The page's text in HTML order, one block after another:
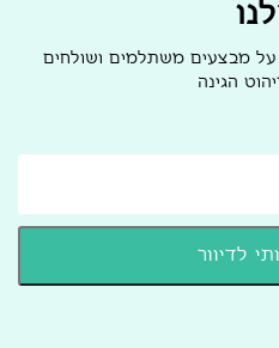
מבצעים משתלמים ושולחים
הגינה